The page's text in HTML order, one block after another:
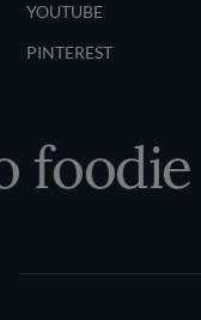
YOUTUBE
PINTEREST